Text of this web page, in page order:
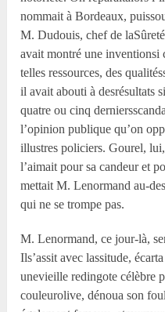
nommait à Bordeaux,
M. Dudouis, chef de
avait montré une inventionsi
telles ressources, des
il avait abouti à desrésultats
quatre ou cinq
l’opinion publique qu’on
illustres policiers. Gourel,
l’aimait pour sa candeur et
mettait M. Lenormand au-
qui ne se trompe pas.
M. Lenormand, ce jour-là,
Ils’assit avec lassitude,
unevieille redingote célèbre
couleurolive, dénoua son